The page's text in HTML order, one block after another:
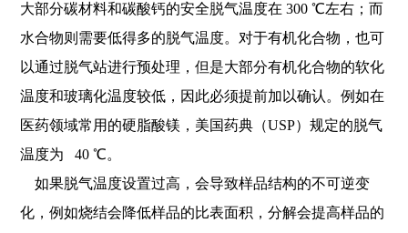
大部分碳材料和碳酸钙的安全脱气温度在 300 ℃左右；而
水合物则需要低得多的脱气温度。对于有机化合物，也可
以通过脱气站进行预处理，但是大部分有机化合物的软化
温度和玻璃化温度较低，因此必须提前加以确认。例如在
医药领域常用的硬脂酸镁，美国药典（USP）规定的脱气
温度为 40 ℃。
如果脱气温度设置过高，会导致样品结构的不可逆变
化，例如烧结会降低样品的比表面积，分解会提高样品的